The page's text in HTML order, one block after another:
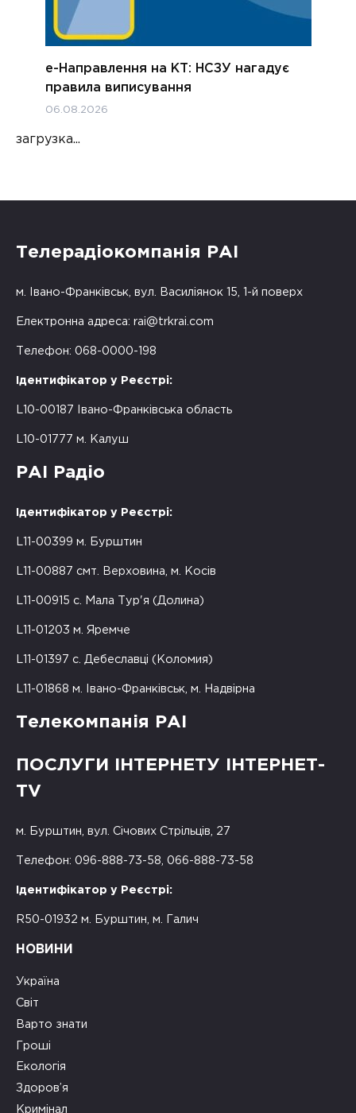
е-Направлення на КТ: НСЗУ нагадує
правила виписування
06.08.2026
загрузка...
Телерадіокомпанія РАІ
м. Івано-Франківськ, вул. Василіянок 15, 1-й поверх
Електронна адреса: rai@trkrai.com
Телефон: 068-0000-198
Ідентифікатор у Реєстрі:
L10-00187 Івано-Франківська область
L10-01777 м. Калуш
РАІ Радіо
Ідентифікатор у Реєстрі:
L11-00399 м. Бурштин
L11-00887 смт. Верховина, м. Косів
L11-00915 с. Мала Тур'я (Долина)
L11-01203 м. Яремче
L11-01397 с. Дебеславці (Коломия)
L11-01868 м. Івано-Франківськ, м. Надвірна
Телекомпанія РАІ
ПОСЛУГИ ІНТЕРНЕТУ ІНТЕРНЕТ-
TV
м. Бурштин, вул. Січових Стрільців, 27
Телефон: 096-888-73-58, 066-888-73-58
Ідентифікатор у Реєстрі:
R50-01932 м. Бурштин, м. Галич
НОВИНИ
Україна
Світ
Варто знати
Гроші
Екологія
Здоров’я
Кримінал